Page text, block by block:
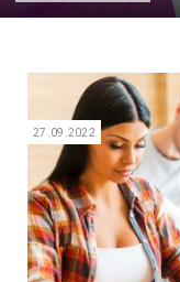
27.09.2022